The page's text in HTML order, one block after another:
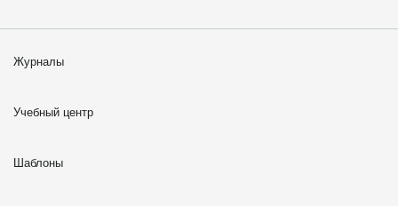
Журналы
Учебный центр
Шаблоны